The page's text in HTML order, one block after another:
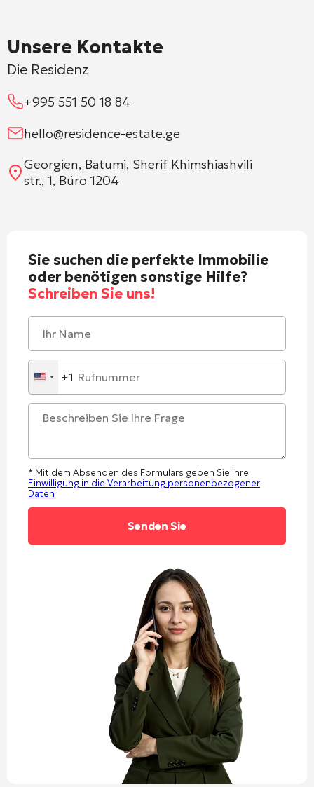
Unsere Kontakte
Die Residenz
+995 551 50 18 84
hello@residence-estate.ge
Georgien, Batumi, Sherif Khimshiashvili
str., 1, Büro 1204
Sie suchen die perfekte Immobilie
oder benötigen sonstige Hilfe?
Schreiben Sie uns!
United
States
+1
+1
* Mit dem Absenden des Formulars geben Sie Ihre
Einwilligung in die Verarbeitung personenbezogener
Daten